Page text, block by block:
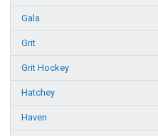
Gala
Grit
Grit Hockey
Hatchey
Haven